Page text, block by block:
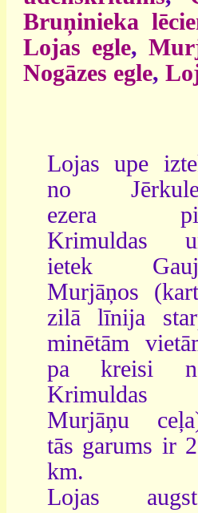
Bruņinieka
Lojas egle,
Nogāzes egle,
Lojas upe
no
ezera
Krimuldas
ietek
Murjāņos
zilā līnija
minētām
pa kreisi
Krimuldas
Murjāņu
tās garums ir
km.
Lojas